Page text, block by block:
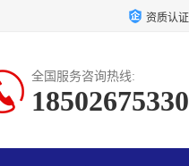
资质认证
全国服务咨询热线:
18502675330